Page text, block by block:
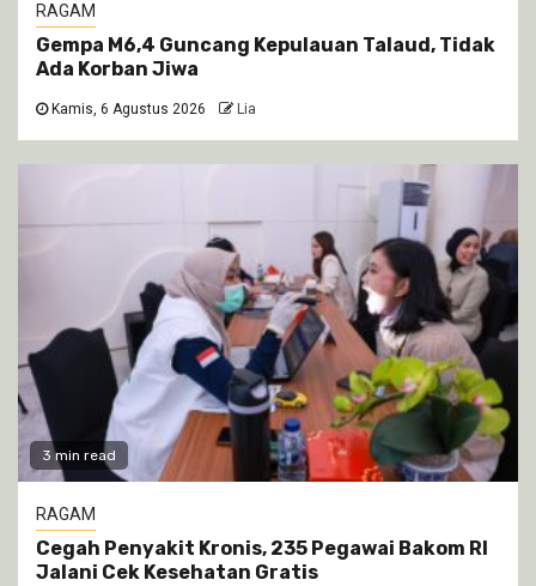
RAGAM
Gempa M6,4 Guncang Kepulauan Talaud, Tidak
Ada Korban Jiwa
Kamis, 6 Agustus 2026 Lia
3 min read
RAGAM
Cegah Penyakit Kronis, 235 Pegawai Bakom RI
Jalani Cek Kesehatan Gratis